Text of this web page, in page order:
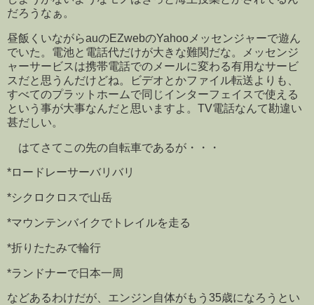
だろうなぁ。
昼飯くいながらauのEZwebのYahooメッセンジャーで遊ん
でいた。電池と電話代だけが大きな難関だな。メッセンジ
ャーサービスは携帯電話でのメールに変わる有用なサービ
スだと思うんだけどね。ビデオとかファイル転送よりも、
すべてのプラットホームで同じインターフェイスで使える
という事が大事なんだと思いますよ。TV電話なんて勘違い
甚だしい。
はてさてこの先の自転車であるが・・・
*ロードレーサーバリバリ
*シクロクロスで山岳
*マウンテンバイクでトレイルを走る
*折りたたみで輪行
*ランドナーで日本一周
などあるわけだが、エンジン自体がもう35歳になろうとい